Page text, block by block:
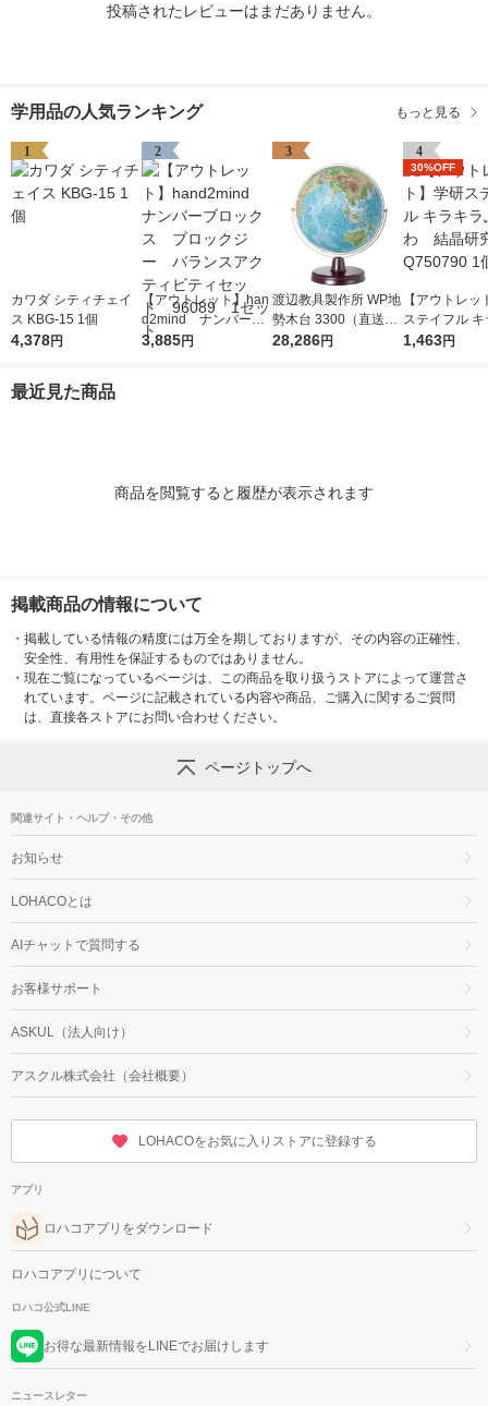
投稿されたレビューはまだありません。
学用品の人気ランキング もっと見る
1
カワダ シティチェイ
ス KBG-15 1個
4,378円
2
【アウトレット】han
d2mind ナンバーブ
ロックス ブロックジ
3,885円
3
渡辺教具製作所 WP地
勢木台 3300（直送
品）
28,286円
4
30%OFF
【アウトレッ
ステイフル
ふわふわ 結
1,463円
最近見た商品
商品を閲覧すると履歴が表示されます
掲載商品の情報について
・ 掲載している情報の精度には万全を期しておりますが、その内容の正確性、
安全性、有用性を保証するものではありません。
・ 現在ご覧になっているページは、この商品を取り扱うストアによって運営さ
れています。ページに記載されている内容や商品、ご購入に関するご質問
は、直接各ストアにお問い合わせください。
ページトップへ
関連サイト・ヘルプ・その他
お知らせ
LOHACOとは
AIチャットで質問する
お客様サポート
ASKUL（法人向け）
アスクル株式会社（会社概要）
LOHACOをお気に入りストアに登録する
アプリ
ロハコアプリをダウンロード
ロハコアプリについて
ロハコ公式LINE
お得な最新情報をLINEでお届けします
ニュースレター